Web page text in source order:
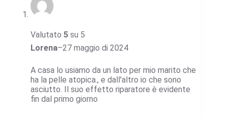
Valutato 5 su 5
Lorena–27 maggio di 2024
A casa lo usiamo da un lato per mio marito che
ha la pelle atopica., e dall'altro io che sono
asciutto. Il suo effetto riparatore è evidente
fin dal primo giorno